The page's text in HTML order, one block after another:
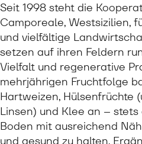
Seit 1998 steht die
Camporeale, Westsizilien,
und vielfältige
setzen auf ihren Feldern
Vielfalt und regenerative
mehrjährigen Fruchtfolge
Hartweizen, Hülsenfrüchte
Linsen) und Klee an –
Boden mit ausreichend
und gesund zu halten.